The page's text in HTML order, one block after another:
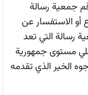
جمعية رسالة
أو الاستفسار عن
رسالة التي تعد
مستوى جمهورية
الخير الذي تقدمه